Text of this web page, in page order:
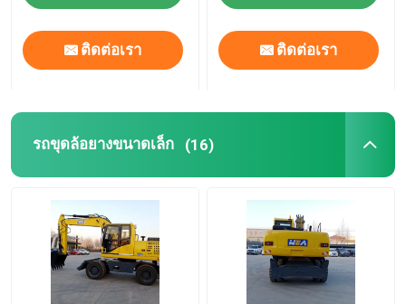
กรณี
รถขุดตีนตะขาบไฮดรอลิค
รถขุดตีนตะขาบขนาดเล็ก
ติดต่อเรา ติดต่อเรา
รถขุดล้อยางขนาดเล็ก (16)